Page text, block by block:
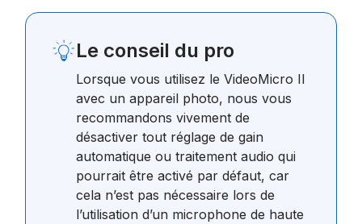
Le conseil du pro
Lorsque vous utilisez le VideoMicro II
avec un appareil photo, nous vous
recommandons vivement de
désactiver tout réglage de gain
automatique ou traitement audio qui
pourrait être activé par défaut, car
cela n’est pas nécessaire lors de
l’utilisation d’un microphone de haute